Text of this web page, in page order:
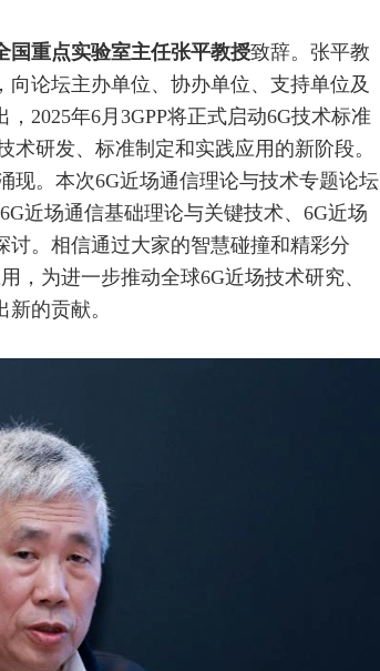
国重点实验室主任张平教授致辞。张平教
论坛主办单位、协办单位、支持单位及
2025年6月 3GPP将正式启动6G技术标准
研发、标准制定和实践应用的新阶段。
现。本次6G近场通信理论与技术专题论坛
近场通信基础理论与关键技术、6G近场
。相信通过大家的智慧碰撞和精彩分
，为进一步推动全球6G近场技术研究、
的贡献。